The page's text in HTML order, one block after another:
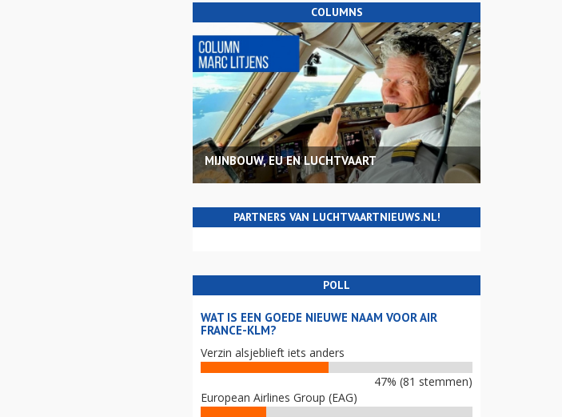
COLUMNS
MIJNBOUW, EU EN LUCHTVAART
PARTNERS VAN LUCHTVAARTNIEUWS.NL!
POLL
WAT IS EEN GOEDE NIEUWE NAAM VOOR AIR
FRANCE-KLM?
Verzin alsjeblieft iets anders
47% (81 stemmen)
European Airlines Group (EAG)